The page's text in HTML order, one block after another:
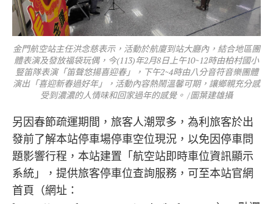
金門航空站主任洪念慈表示，活動於航廈到站大廳內，結合地區團
體表演及發放福袋玩偶，今(113)年2月8日上午10~12時由柏村國小
豎笛隊表演「笛聲悠揚喜迎春」，下午2~4時由八分音符音樂團體
演出「喜迎新春過好年」，活動內容熱鬧溫馨可期，讓鄉親充分感
受到濃濃的人情味和回家過年的感覺。 /圖葉建雄攝
另因春節疏運期間，旅客人潮眾多，為利旅客於出
發前了解本站停車場停車空位現況，以免因停車問
題影響行程，本站建置「航空站即時車位資訊顯示
系統」，提供旅客停車位查詢服務，可至本站官網
首頁（網址：